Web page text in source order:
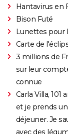
Hantavirus en
Bison Futé
Lunettes pour
Carte de
3 millions de
sur leur
connue
Carla Villa,
et je prends
déjeuner. Je
avec des